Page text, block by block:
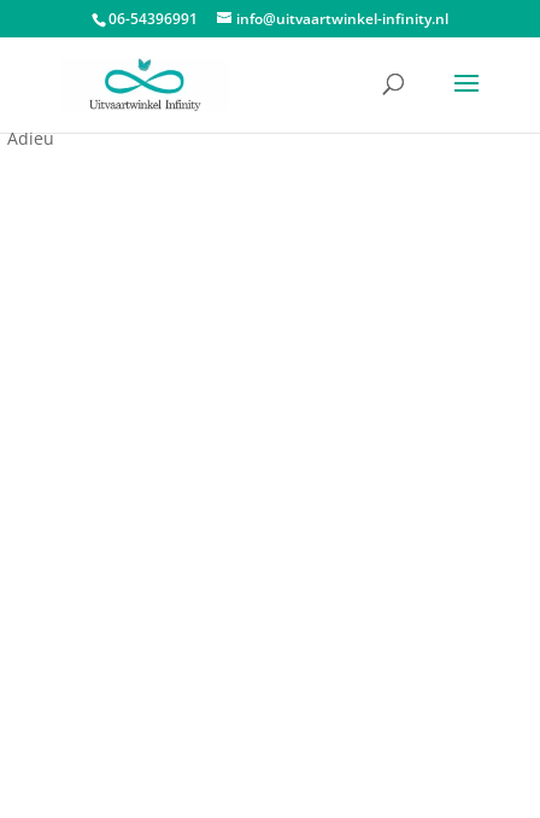
06-54396991 info@uitvaartwinkel-infinity.nl
Dieren urnen/Dieren urn hart
Adieu